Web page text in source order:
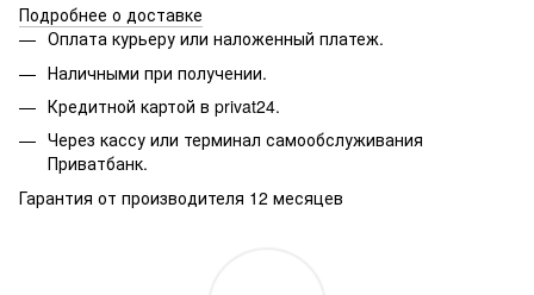
Подробнее о доставке
Оплата курьеру или наложенный платеж.
Наличными при получении.
Кредитной картой в privat24.
Через кассу или терминал самообслуживания
Приватбанк.
Гарантия от производителя 12 месяцев